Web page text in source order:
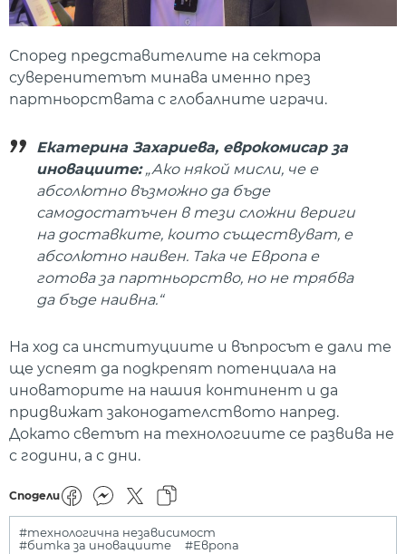
Според представителите на сектора
суверенитетът минава именно през
партньорствата с глобалните играчи.
Екатерина Захариева, еврокомисар за
иновациите:„Ако някой мисли, че е
абсолютно възможно да бъде
самодостатъчен в тези сложни вериги
на доставките, които съществуват, е
абсолютно наивен. Така че Европа е
готова за партньорство, но не трябва
да бъде наивна.“
На ход са институциите и въпросът е дали те
ще успеят да подкрепят потенциала на
иноваторите на нашия континент и да
придвижат законодателството напред.
Докато светът на технологиите се развива не
с години, а с дни.
Сподели
#технологична независимост
#битка за иновациите
#Европа